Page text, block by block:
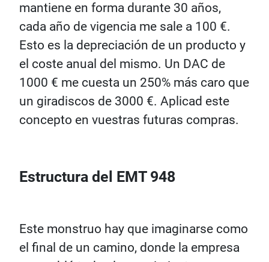
mantiene en forma durante 30 años,
cada año de vigencia me sale a 100 €.
Esto es la depreciación de un producto y
el coste anual del mismo. Un DAC de
1000 € me cuesta un 250% más caro que
un giradiscos de 3000 €. Aplicad este
concepto en vuestras futuras compras.
Estructura del EMT 948
Este monstruo hay que imaginarse como
el final de un camino, donde la empresa